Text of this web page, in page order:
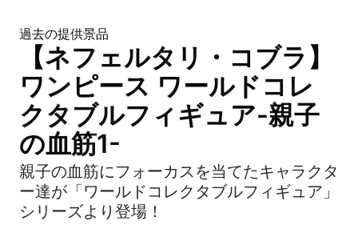
過去の提供景品
【ネフェルタリ・コブラ】
ワンピース ワールドコレ
クタブルフィギュア-親子
の血筋1-
親子の血筋にフォーカスを当てたキャラクタ
ー達が「ワールドコレクタブルフィギュア」
シリーズより登場！